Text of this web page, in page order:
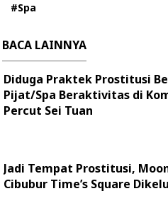
#Spa
BACA LAINNYA
Diduga Praktek Prostitusi
Pijat/Spa Beraktivitas di
Percut Sei Tuan
Jadi Tempat Prostitusi,
Cibubur Time’s Square